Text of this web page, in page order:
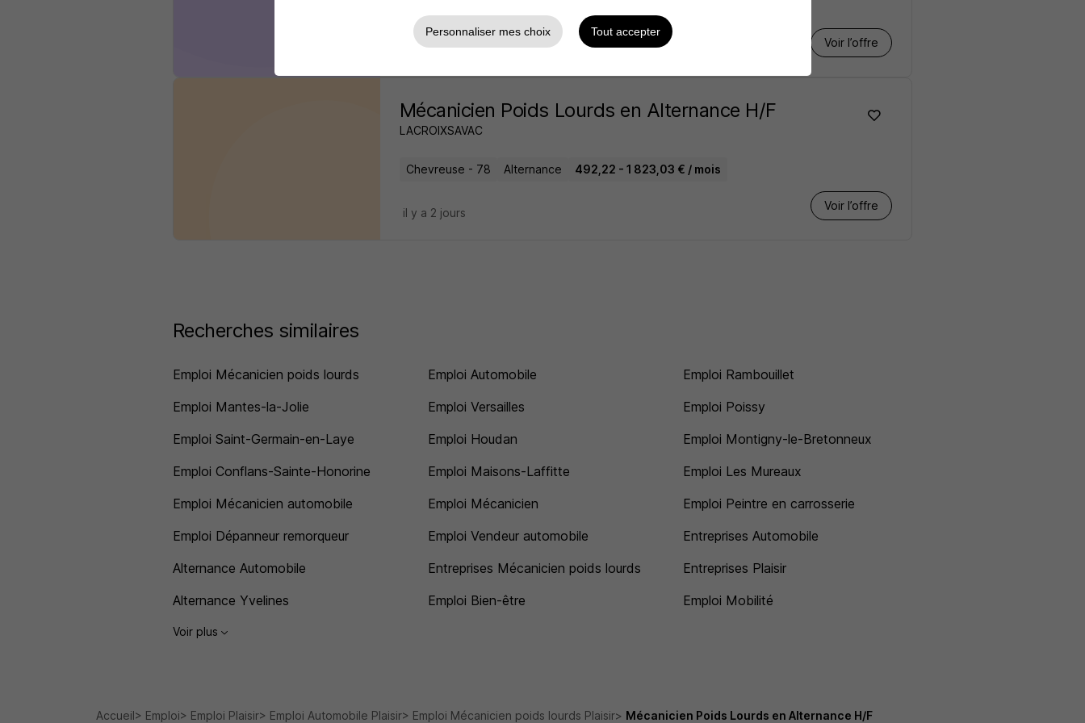
Voir l’offre
il y a 29 jours
Mécanicien Poids Lourds en Alternance H/F
LACROIXSAVAC
Chevreuse - 78 Alternance 492,22 - 1 823,03 € / mois
Voir l’offre
il y a 2 jours
Recherches similaires
Emploi Mécanicien poids lourds Emploi Automobile
Emploi Rambouillet
Emploi Mantes-la-Jolie
Emploi Versailles
Emploi Poissy
Emploi Saint-Germain-en-Laye
Emploi Houdan
Emploi Montigny-le-Bretonneux
Emploi Conflans-Sainte-Honorine
Emploi Maisons-Laffitte
Emploi Les Mureaux
Emploi Mécanicien automobile
Emploi Mécanicien
Emploi Peintre en carrosserie
Emploi Dépanneur remorqueur
Emploi Vendeur automobile
Entreprises Automobile
Alternance Automobile
Entreprises Mécanicien poids lourds
Entreprises Plaisir
Alternance Yvelines
Emploi Bien-être Emploi Mobilité
Voir plus
Accueil Emploi Emploi Plaisir Emploi Automobile Plaisir Emploi Mécanicien poids lourds Plaisir Mécanicien Poids Lourds en Alternance H/F
Personnaliser mes choix Tout accepter